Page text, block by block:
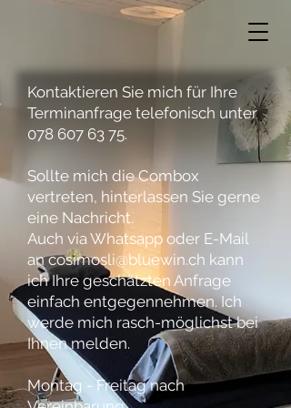
Kontaktieren Sie mich für Ihre
Terminanfrage telefonisch unter
078 607 63 75.
Sollte mich die Combox
vertreten, hinterlassen Sie gerne
eine Nachricht.
Auch viaWhatsapp oder E-Mail
ancosimosli@bluewin.ch kann
ich Ihre geschätzten Anfrage
einfach entgegennehmen. Ich
werde mich rasch-möglichst bei
Ihnen melden.
Montag - Freitag nach